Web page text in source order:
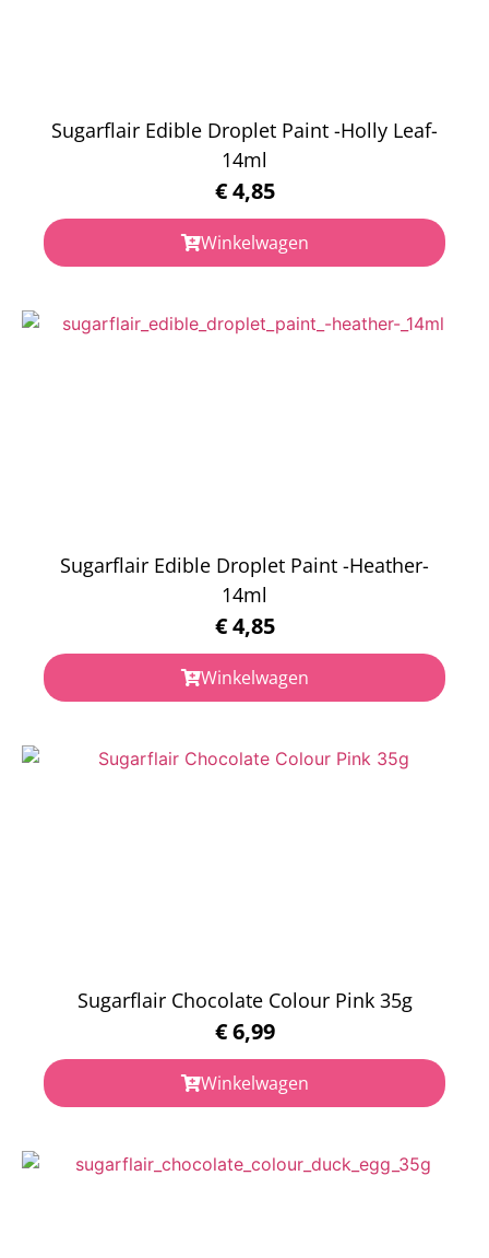
Sugarflair Edible Droplet Paint -Holly Leaf-
14ml
€4,85
Winkelwagen
Sugarflair Edible Droplet Paint -Heather-
14ml
€4,85
Winkelwagen
Sugarflair Chocolate Colour Pink 35g
€6,99
Winkelwagen